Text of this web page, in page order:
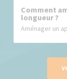
Comment
longueur ?
Aménager un